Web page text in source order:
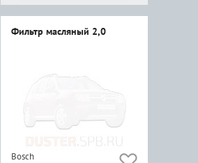
Фильтр масляный 2,0
Bosch